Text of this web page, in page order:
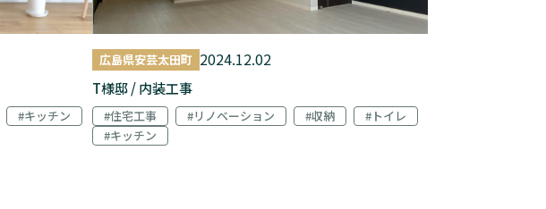
#キッチン
広島県安芸太田町 2024.12.02
T様邸 / 内装工事
#住宅工事 #リノベーション #収納
#トイレ
#キッチン